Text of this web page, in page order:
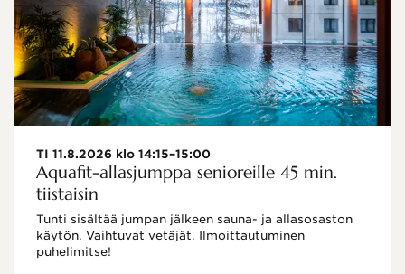
TI 11.8.2026 klo 14:15–15:00
Aquafit-allasjumppa senioreille 45 min.
tiistaisin
Tunti sisältää jumpan jälkeen sauna- ja allasosaston
käytön. Vaihtuvat vetäjät. Ilmoittautuminen
puhelimitse!